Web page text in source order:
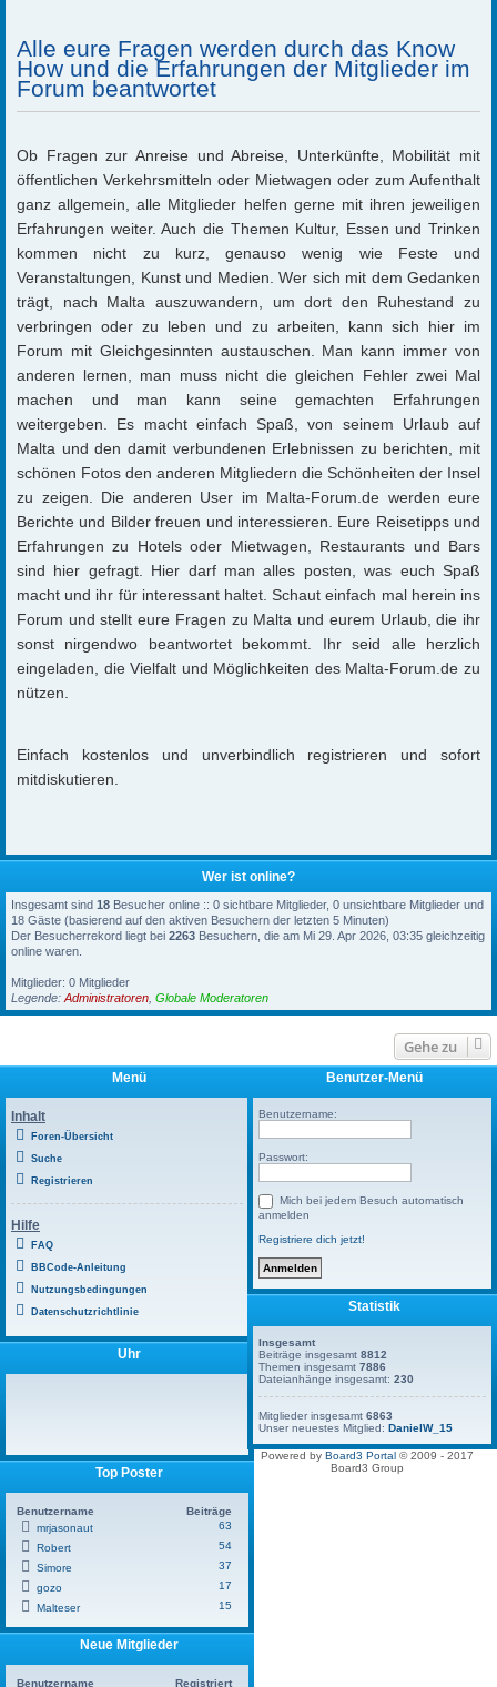
Alle eure Fragen werden durch das Know
How und die Erfahrungen der Mitglieder im
Forum beantwortet
Ob Fragen zur Anreise und Abreise, Unterkünfte, Mobilität mit
öffentlichen Verkehrsmitteln oder Mietwagen oder zum Aufenthalt
ganz allgemein, alle Mitglieder helfen gerne mit ihren jeweiligen
Erfahrungen weiter. Auch die Themen Kultur, Essen und Trinken
kommen nicht zu kurz, genauso wenig wie Feste und
Veranstaltungen, Kunst und Medien. Wer sich mit dem Gedanken
trägt, nach Malta auszuwandern, um dort den Ruhestand zu
verbringen oder zu leben und zu arbeiten, kann sich hier im
Forum mit Gleichgesinnten austauschen. Man kann immer von
anderen lernen, man muss nicht die gleichen Fehler zwei Mal
machen und man kann seine gemachten Erfahrungen
weitergeben. Es macht einfach Spaß, von seinem Urlaub auf
Malta und den damit verbundenen Erlebnissen zu berichten, mit
schönen Fotos den anderen Mitgliedern die Schönheiten der Insel
zu zeigen. Die anderen User im Malta-Forum.de werden eure
Berichte und Bilder freuen und interessieren. Eure Reisetipps und
Erfahrungen zu Hotels oder Mietwagen, Restaurants und Bars
sind hier gefragt. Hier darf man alles posten, was euch Spaß
macht und ihr für interessant haltet. Schaut einfach mal herein ins
Forum und stellt eure Fragen zu Malta und eurem Urlaub, die ihr
sonst nirgendwo beantwortet bekommt. Ihr seid alle herzlich
eingeladen, die Vielfalt und Möglichkeiten des Malta-Forum.de zu
nützen.
Einfach kostenlos und unverbindlich registrieren und sofort
mitdiskutieren.
Wer ist online?
Insgesamt sind 18 Besucher online :: 0 sichtbare Mitglieder, 0 unsichtbare Mitglieder und
18 Gäste (basierend auf den aktiven Besuchern der letzten 5 Minuten)
Der Besucherrekord liegt bei 2263 Besuchern, die am Mi 29. Apr 2026, 03:35 gleichzeitig
online waren.
Mitglieder: 0 Mitglieder
Legende: Administratoren Globale Moderatoren
Gehe zu
Menü
Inhalt
Foren-Übersicht
Suche
Registrieren
Hilfe
FAQ
BBCode-Anleitung
Nutzungsbedingungen
Datenschutzrichtlinie
Uhr
Top Poster
Benutzername
Beiträge
mrjasonaut
63
Robert
54
Simore
37
gozo
17
Malteser
15
Neue Mitglieder
Benutzername Registriert
Benutzer-Menü
Benutzername:
Passwort:
Mich bei jedem Besuch automatisch
anmelden
Registriere dich jetzt!
Statistik
Insgesamt
Beiträge insgesamt8812
Themen insgesamt7886
Dateianhänge insgesamt:230
Mitglieder insgesamt6863
Unser neuestes Mitglied:DanielW_15
Powered by Board3 Portal © 2009 - 2017
Board3 Group